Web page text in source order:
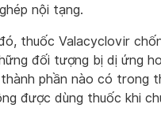
nội tạng.
thuốc Valacyclovir
đối tượng bị dị ứng
phần nào có trong
được dùng thuốc khi